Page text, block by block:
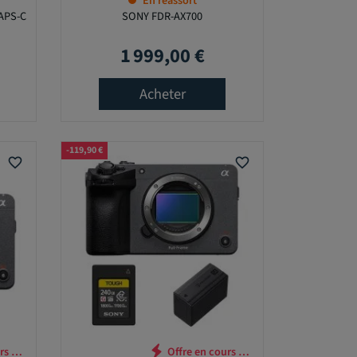
C
SONY FDR-AX700
Prix
1 999,00 €
Acheter
favorite_border favorite_border
…
-119,90 €